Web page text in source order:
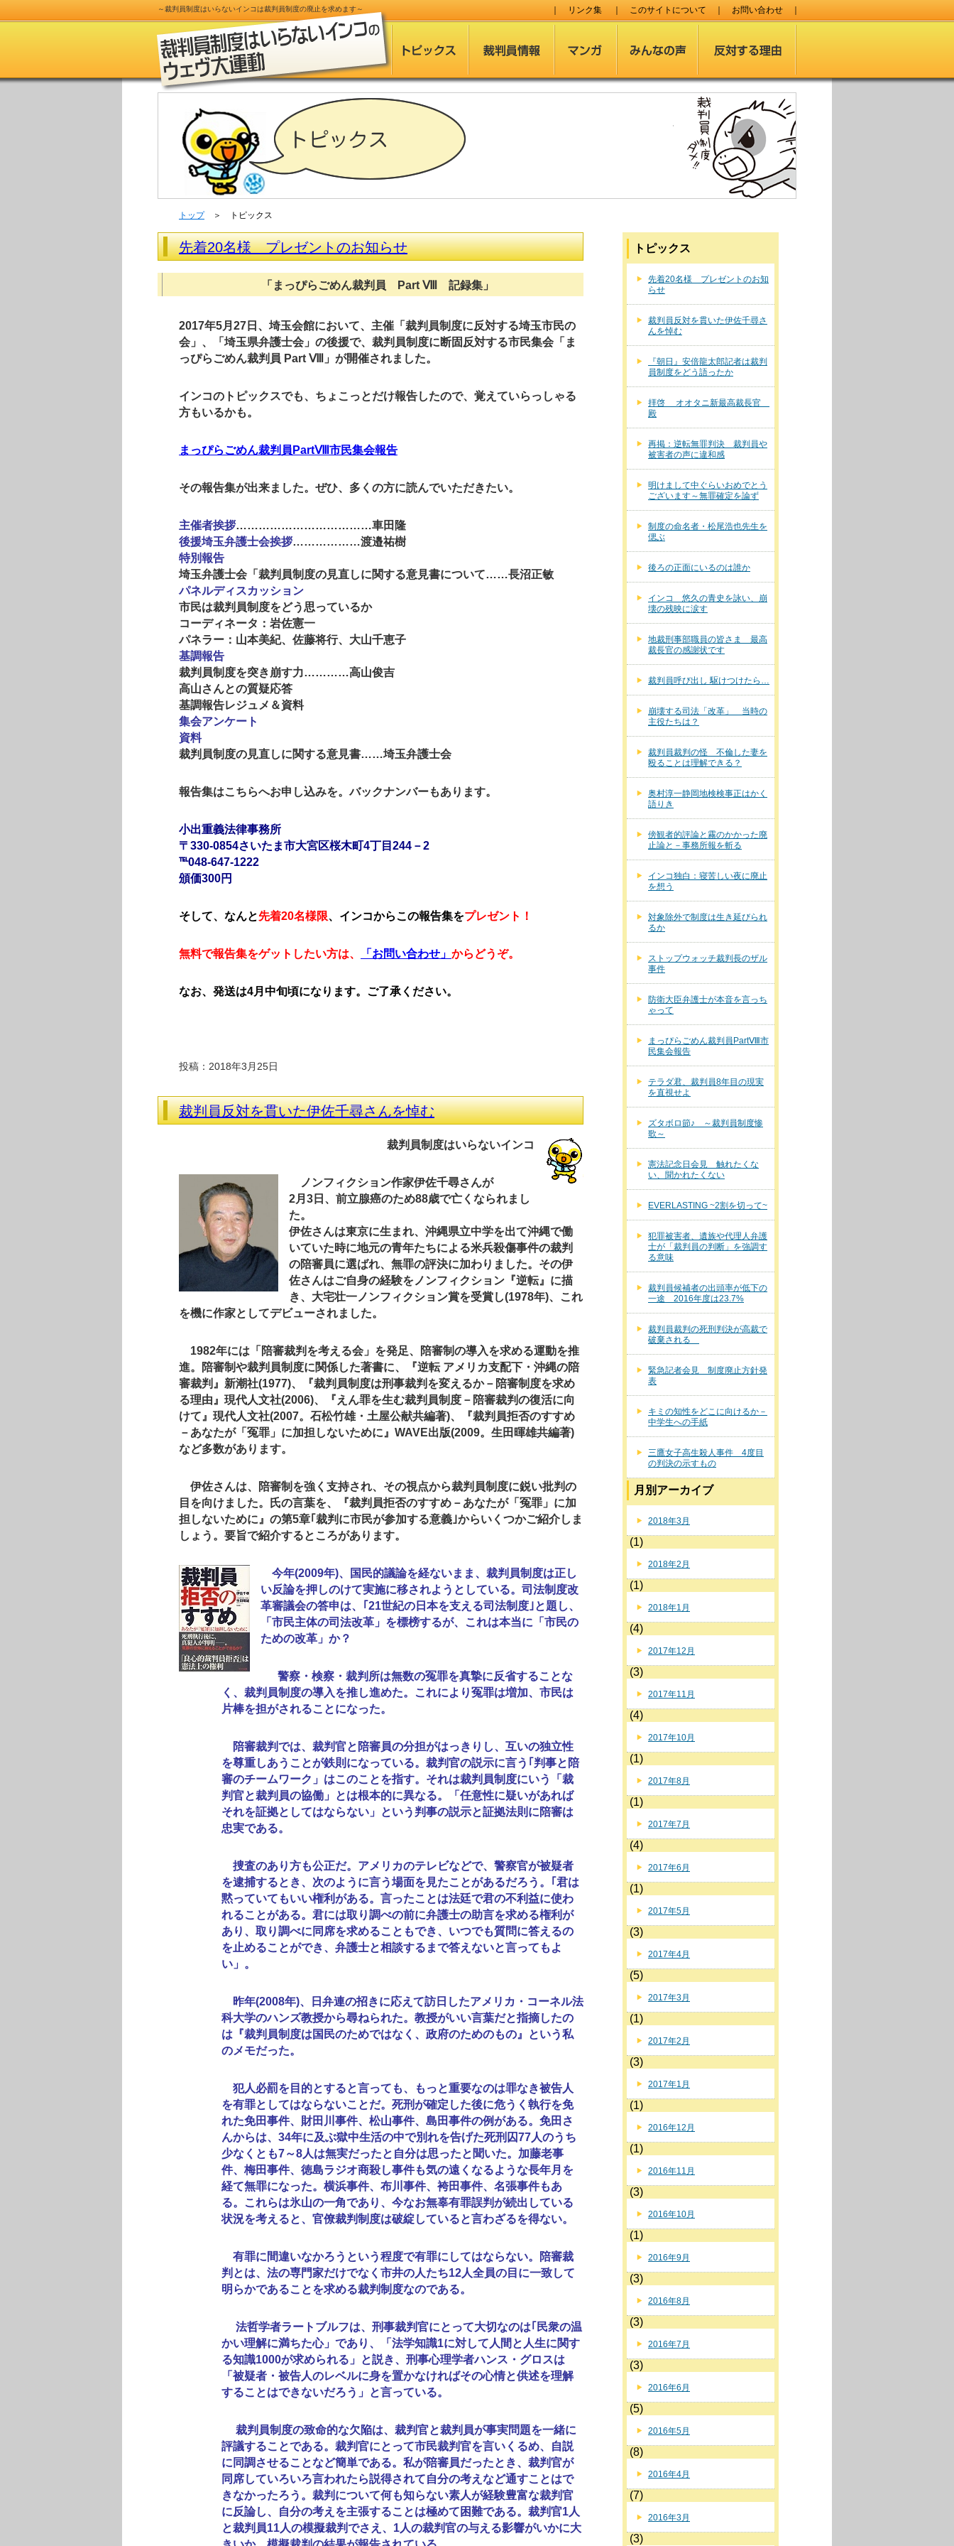
～裁判員制度はいらないインコは裁判員制度の廃止を求めます～ リンク集 このサイトについて お問い合わせ
トップ＞ トピックス
先着20名様 プレゼントのお知らせ
「まっぴらごめん裁判員 Part Ⅷ 記録集」
2017年5月27日、埼玉会館において、主催「裁判員制度に反対する埼玉市民の
会」、「埼玉県弁護士会」の後援で、裁判員制度に断固反対する市民集会「ま
っぴらごめん裁判員 Part Ⅷ」が開催されました。
インコのトピックスでも、ちょこっとだけ報告したので、覚えていらっしゃる
方もいるかも。
まっぴらごめん裁判員PartⅧ市民集会報告
その報告集が出来ました。ぜひ、多くの方に読んでいただきたい。
主催者挨拶………………………………車田隆
後援埼玉弁護士会挨拶………………渡邉祐樹
特別報告
埼玉弁護士会「裁判員制度の見直しに関する意見書について……長沼正敏
パネルディスカッション
市民は裁判員制度をどう思っているか
コーディネータ：岩佐憲一
パネラー：山本美紀、佐藤将行、大山千恵子
基調報告
裁判員制度を突き崩す力…………高山俊吉
高山さんとの質疑応答
基調報告レジュメ＆資料
集会アンケート
資料
裁判員制度の見直しに関する意見書……埼玉弁護士会
報告集はこちらへお申し込みを。バックナンバーもあります。
小出重義法律事務所
〒330-0854さいたま市大宮区桜木町4丁目244－2
℡048-647-1222
頒価300円
そして、なんと先着20名様限、インコからこの報告集をプレゼント！
無料で報告集をゲットしたい方は、 「お問い合わせ」 からどうぞ。
なお、発送は4月中旬頃になります。ご了承ください。
投稿：2018年3月25日
裁判員反対を貫いた伊佐千尋さんを悼む
裁判員制度はいらないインコ
ノンフィクション作家伊佐千尋さんが
2月3日、前立腺癌のため88歳で亡くなられまし
た。
伊佐さんは東京に生まれ、沖縄県立中学を出て沖縄で働
いていた時に地元の青年たちによる米兵殺傷事件の裁判
の陪審員に選ばれ、無罪の評決に加わりました。その伊
佐さんはご自身の経験をノンフィクション『逆転』に描
き、大宅壮一ノンフィクション賞を受賞し(1978年)、これ
を機に作家としてデビューされました。
1982年には「陪審裁判を考える会」を発足、陪審制の導入を求める運動を推
進。陪審制や裁判員制度に関係した著書に、『逆転 アメリカ支配下・沖縄の陪
審裁判』新潮社(1977)、『裁判員制度は刑事裁判を変えるか－陪審制度を求め
る理由』現代人文社(2006)、『えん罪を生む裁判員制度－陪審裁判の復活に向
けて』現代人文社(2007。石松竹雄・土屋公献共編著)、『裁判員拒否のすすめ
－あなたが「冤罪」に加担しないために』WAVE出版(2009。生田暉雄共編著)
など多数があります。
伊佐さんは、陪審制を強く支持され、その視点から裁判員制度に鋭い批判の
目を向けました。氏の言葉を、『裁判員拒否のすすめ－あなたが「冤罪」に加
担しないために』の第5章｢裁判に市民が参加する意義｣からいくつかご紹介しま
しょう。要旨で紹介するところがあります。
今年(2009年)、国民的議論を経ないまま、裁判員制度は正し
い反論を押しのけて実施に移されようとしている。司法制度改
革審議会の答申は、｢21世紀の日本を支える司法制度｣と題し、
「市民主体の司法改革」を標榜するが、これは本当に「市民の
ための改革」か？
警察・検察・裁判所は無数の冤罪を真摯に反省することな
く、裁判員制度の導入を推し進めた。これにより冤罪は増加、市民は
片棒を担がされることになった。
陪審裁判では、裁判官と陪審員の分担がはっきりし、互いの独立性
を尊重しあうことが鉄則になっている。裁判官の説示に言う｢判事と陪
審のチームワーク」はこのことを指す。それは裁判員制度にいう「裁
判官と裁判員の協働」とは根本的に異なる。「任意性に疑いがあれば
それを証拠としてはならない」という判事の説示と証拠法則に陪審は
忠実である。
捜査のあり方も公正だ。アメリカのテレビなどで、警察官が被疑者
を逮捕するとき、次のように言う場面を見たことがあるだろう。｢君は
黙っていてもいい権利がある。言ったことは法廷で君の不利益に使わ
れることがある。君には取り調べの前に弁護士の助言を求める権利が
あり、取り調べに同席を求めることもでき、いつでも質問に答えるの
を止めることができ、弁護士と相談するまで答えないと言ってもよ
い」。
昨年(2008年)、日弁連の招きに応えて訪日したアメリカ・コーネル法
科大学のハンズ教授から尋ねられた。教授がいい言葉だと指摘したの
は『裁判員制度は国民のためではなく、政府のためのもの』という私
のメモだった。
犯人必罰を目的とすると言っても、もっと重要なのは罪なき被告人
を有罪としてはならないことだ。死刑が確定した後に危うく執行を免
れた免田事件、財田川事件、松山事件、島田事件の例がある。免田さ
んからは、34年に及ぶ獄中生活の中で別れを告げた死刑囚77人のうち
少なくとも7～8人は無実だったと自分は思ったと聞いた。加藤老事
件、梅田事件、徳島ラジオ商殺し事件も気の遠くなるような長年月を
経て無罪になった。横浜事件、布川事件、袴田事件、名張事件もあ
る。これらは氷山の一角であり、今なお無辜有罪誤判が続出している
状況を考えると、官僚裁判制度は破綻していると言わざるを得ない。
有罪に間違いなかろうという程度で有罪にしてはならない。陪審裁
判とは、法の専門家だけでなく市井の人たち12人全員の目に一致して
明らかであることを求める裁判制度なのである。
法哲学者ラートブルフは、刑事裁判官にとって大切なのは｢民衆の温
かい理解に満ちた心」であり、「法学知識1に対して人間と人生に関す
る知識1000が求められる」と説き、刑事心理学者ハンス・グロスは
「被疑者・被告人のレベルに身を置かなければその心情と供述を理解
することはできないだろう」と言っている。
裁判員制度の致命的な欠陥は、裁判官と裁判員が事実問題を一緒に
評議することである。裁判官にとって市民裁判官を言いくるめ、自説
に同調させることなど簡単である。私が陪審員だったとき、裁判官が
同席していろいろ言われたら説得されて自分の考えなど通すことはで
きなかったろう。裁判について何も知らない素人が経験豊富な裁判官
に反論し、自分の考えを主張することは極めて困難である。裁判官1人
と裁判員11人の模擬裁判でさえ、1人の裁判官の与える影響がいかに大
トピックス
先着20名様 プレゼントのお知
らせ
裁判員反対を貫いた伊佐千尋さ
んを悼む
『朝日』安倍龍太郎記者は裁判
員制度をどう語ったか
拝啓 オオタニ新最高裁長官
殿
再掲：逆転無罪判決 裁判員や
被害者の声に違和感
明けまして中ぐらいおめでとう
ございます～無罪確定を論ず
制度の命名者・松尾浩也先生を
偲ぶ
後ろの正面にいるのは誰か
インコ 悠久の青史を詠い、崩
壊の残映に涙す
地裁刑事部職員の皆さま 最高
裁長官の感謝状です
裁判員呼び出し 駆けつけたら…
崩壊する司法「改革」 当時の
主役たちは？
裁判員裁判の怪 不倫した妻を
殴ることは理解できる？
奥村淳一静岡地検検事正はかく
語りき
傍観者的評論と霧のかかった廃
止論と－事務所報を斬る
インコ独白：寝苦しい夜に廃止
を想う
対象除外で制度は生き延びられ
るか
ストップウォッチ裁判長のザル
事件
防衛大臣弁護士が本音を言っち
ゃって
まっぴらごめん裁判員PartⅧ市
民集会報告
テラダ君、裁判員8年目の現実
を直視せよ
ズタボロ節♪ ～裁判員制度惨
歌～
憲法記念日会見 触れたくな
い、聞かれたくない
EVERLASTING ~2割を切って~
犯罪被害者、遺族や代理人弁護
士が「裁判員の判断」を強調す
る意味
裁判員候補者の出頭率が低下の
一途 2016年度は23.7%
裁判員裁判の死刑判決が高裁で
破棄される
緊急記者会見 制度廃止方針発
表
キミの知性をどこに向けるか－
中学生への手紙
三鷹女子高生殺人事件 4度目
の判決の示すもの
月別アーカイブ
2018年3月
(1)
2018年2月
(1)
2018年1月
(4)
2017年12月
(3)
2017年11月
(4)
2017年10月
(1)
2017年8月
(1)
2017年7月
(4)
2017年6月
(1)
2017年5月
(3)
2017年4月
(5)
2017年3月
(1)
2017年2月
(3)
2017年1月
(1)
2016年12月
(1)
2016年11月
(3)
2016年10月
(1)
2016年9月
(3)
2016年8月
(3)
2016年7月
(3)
2016年6月
(5)
2016年5月
(8)
2016年4月
(7)
2016年3月
(3)